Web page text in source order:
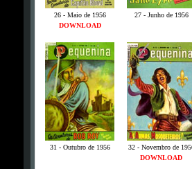
26 - Maio de 1956
27 - Junho de 1956
DOWNLOAD
31 - Outubro de 1956
32 - Novembro de
DOWNLOAD